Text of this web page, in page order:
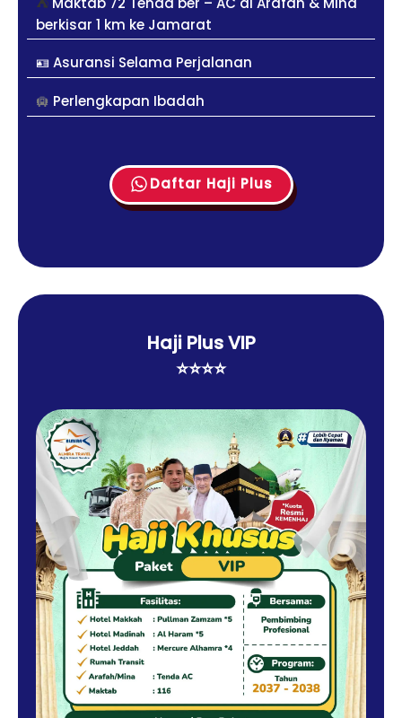
berkisar 1 km ke Jamarat
🪪 Asuransi Selama Perjalanan
🛄 Perlengkapan Ibadah
Daftar Haji Plus
Haji Plus VIP
⭐⭐⭐⭐